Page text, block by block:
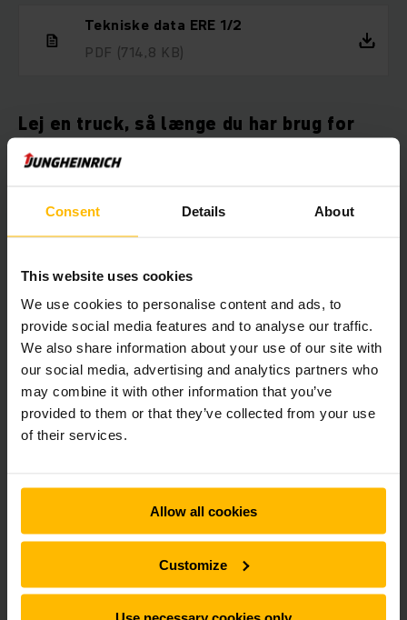
Consent Details About
This website uses cookies
We use cookies to personalise content and ads, to
provide social media features and to analyse our traffic.
We also share information about your use of our site with
our social media, advertising and analytics partners who
may combine it with other information that you’ve
provided to them or that they’ve collected from your use
of their services.
Allow all cookies
Customize
Tekniske data ERE 1/2
PDF (714,8 KB)
Lej en truck, så længe du har brug for
det
sted. Vi udlejer trucks til alle formål. Vores brede
lejevilkår.
Her kan du vælge, hvilken truck du
vil leje, direkte online